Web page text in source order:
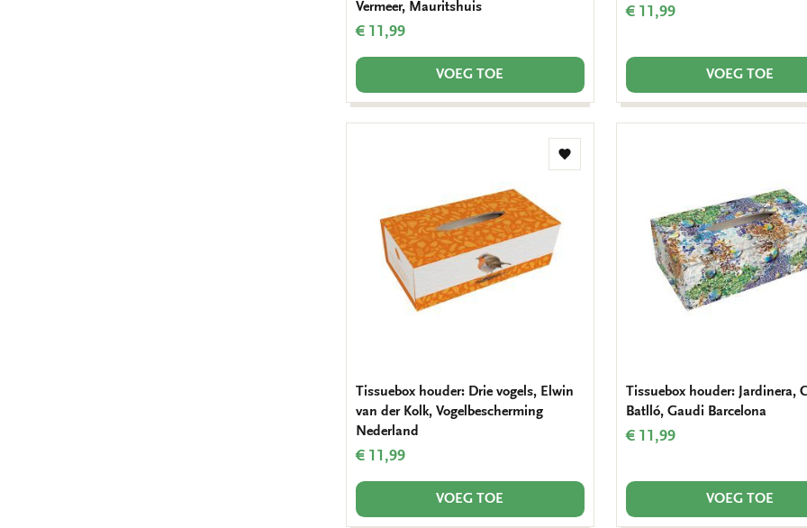
Vermeer, Mauritshuis
€ 11,99
VOEG TOE
€ 11,99
VOEG TOE
Toevoegen
Tissuebox houder: Drie vogels, Elwin
van der Kolk, Vogelbescherming
Nederland
€ 11,99
VOEG TOE
Tissuebox houder: Jardinera,
Batlló, Gaudi Barcelona
€ 11,99
VOEG TOE